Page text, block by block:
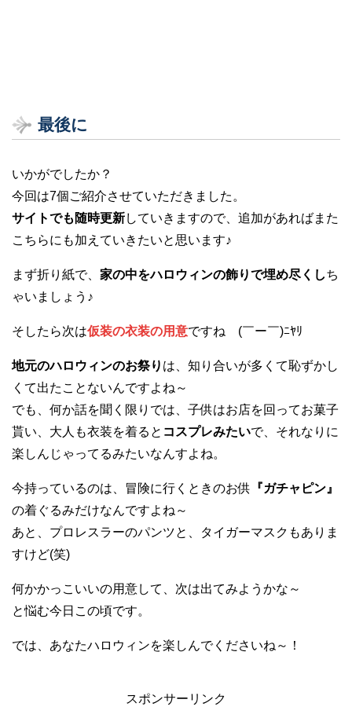
最後に
いかがでしたか？
今回は7個ご紹介させていただきました。
サイトでも随時更新していきますので、追加があればまた
こちらにも加えていきたいと思います♪
まず折り紙で、 家の中をハロウィンの飾りで埋め尽くしち
ゃいましょう♪
そしたら次は仮装の衣装の用意ですね (￣ー￣)ﾆﾔﾘ
地元のハロウィンのお祭り は、知り合いが多くて恥ずかし
くて出たことないんですよね～
でも、何か話を聞く限りでは、子供はお店を回ってお菓子
貰い、大人も衣装を着ると コスプレみたいで、それなりに
楽しんじゃってるみたいなんすよね。
今持っているのは、冒険に行くときのお供 『ガチャピン』
の着ぐるみだけなんですよね～
あと、プロレスラーのパンツと、タイガーマスクもありま
すけど(笑)
何かかっこいいの用意して、次は出てみようかな～
と悩む今日この頃です。
では、あなたハロウィンを楽しんでくださいね～！
スポンサーリンク